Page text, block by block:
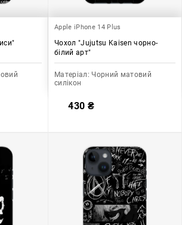
Apple iPhone 14 Plus
Чохол "Jujutsu Kaisen чорно-
білий арт"
Матеріал: Чорний матовий
силікон
430 ₴